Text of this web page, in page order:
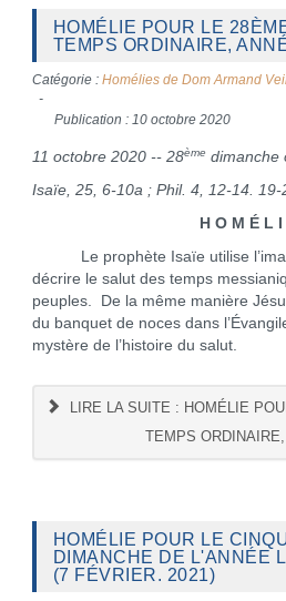
HOMÉLIE POUR LE
TEMPS ORDINAIRE,
Catégorie : Homélies de Dom Armand
Publication : 10 octobre 2020
11 octobre 2020 -- 28ème dimanche
Isaïe, 25, 6-10a ; Phil. 4, 12-14.
H O M É L I
Le prophète Isaïe utilise
décrire le salut des temps
peuples. De la même manière
du banquet de noces dans
mystère de l’histoire du salut.
LIRE LA SUITE : HOMÉLIE
TEMPS
HOMÉLIE POUR LE
DIMANCHE DE L'ANNÉE
(7 FÉVRIER. 2021)